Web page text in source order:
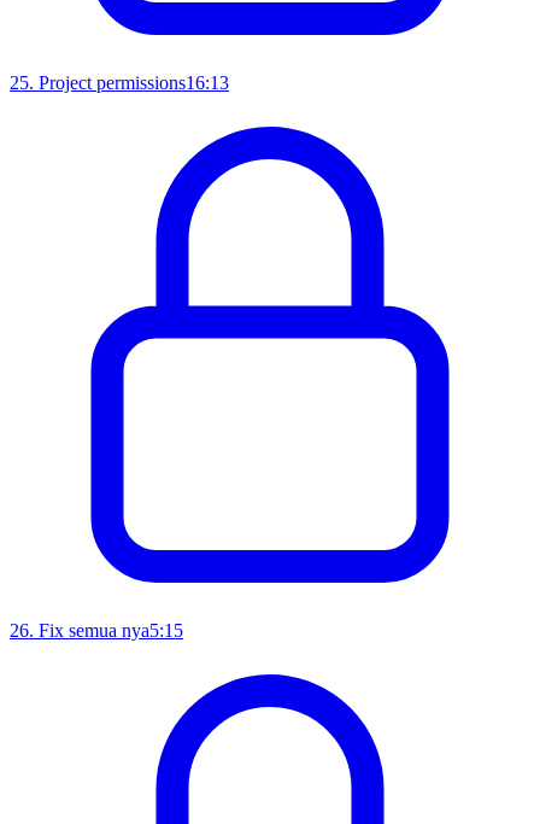
25. Project permissions16:13
26. Fix semua nya5:15